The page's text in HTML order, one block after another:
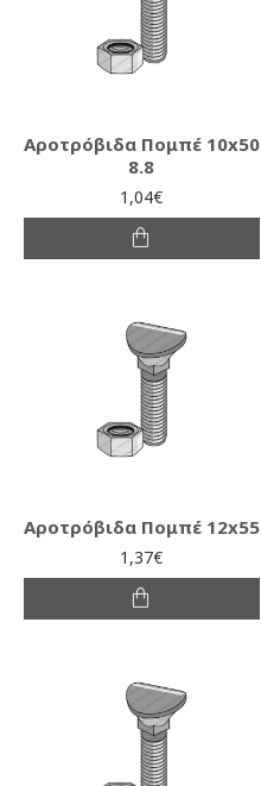
Αροτρόβιδα Πομπέ 10x50
8.8
1,04€
Αροτρόβιδα Πομπέ 12x55
1,37€